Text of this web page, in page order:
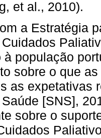
et al., 2010).
a Estratégia
à população
sobre o que
as expetativas
[SNS],
sobre o